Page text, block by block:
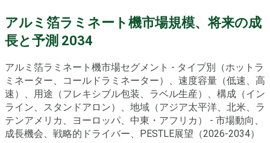
アルミ箔ラミネート機市場規模、将来の成
長と予測 2034
アルミ箔ラミネート機市場セグメント - タイプ別（ホットラ
ミネーター、コールドラミネーター）、速度容量（低速、高
速）、用途（フレキシブル包装、ラベル生産）、構成（イン
ライン、スタンドアロン）、地域（アジア太平洋、北米、ラ
テンアメリカ、ヨーロッパ、中東・アフリカ） - 市場動向、
成長機会、戦略的ドライバー、PESTLE展望（2026-2034）